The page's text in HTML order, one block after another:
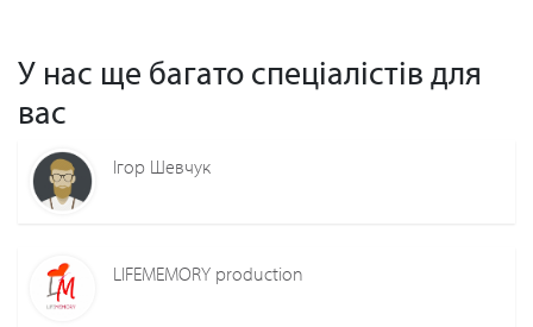
У нас ще багато спеціалістів для
вас
Ігор Шевчук
LIFEMEMORY production